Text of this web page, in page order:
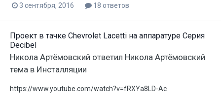
3 сентября, 2016 18 ответов
Проект в тачке Chevrolet Lacetti на аппаратуре Серия
Decibel
Никола Артёмовский ответил Никола Артёмовский
тема в Инсталляции
https://www.youtube.com/watch?v=fRXYa8LD-Ac